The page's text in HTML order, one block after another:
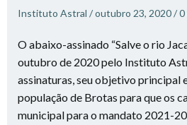
Instituto Astral /outubro 23, 2020/0
O abaixo-assinado “Salve o rio
outubro de 2020 pelo Instituto
assinaturas, seu objetivo principal
população de Brotas para que os
municipal para o mandato 2021-